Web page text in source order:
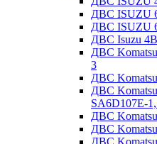
ДВС ISUZU
ДВС ISUZU
ДВС Isuzu
ДВС
3
ДВС
ДВС
SA6D107E-
ДВС
ДВС
ДВС